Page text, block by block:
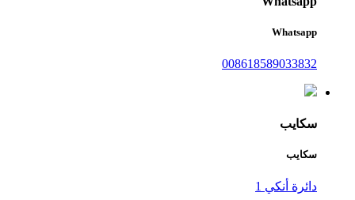
Whatsapp
008618589033832
سكايب
سكايب
دائرة أنكي 1